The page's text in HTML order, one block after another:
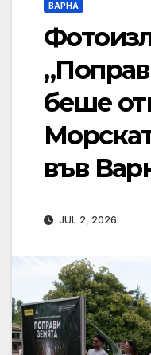
ВАРНА
беше
във
JUL 2, 2026